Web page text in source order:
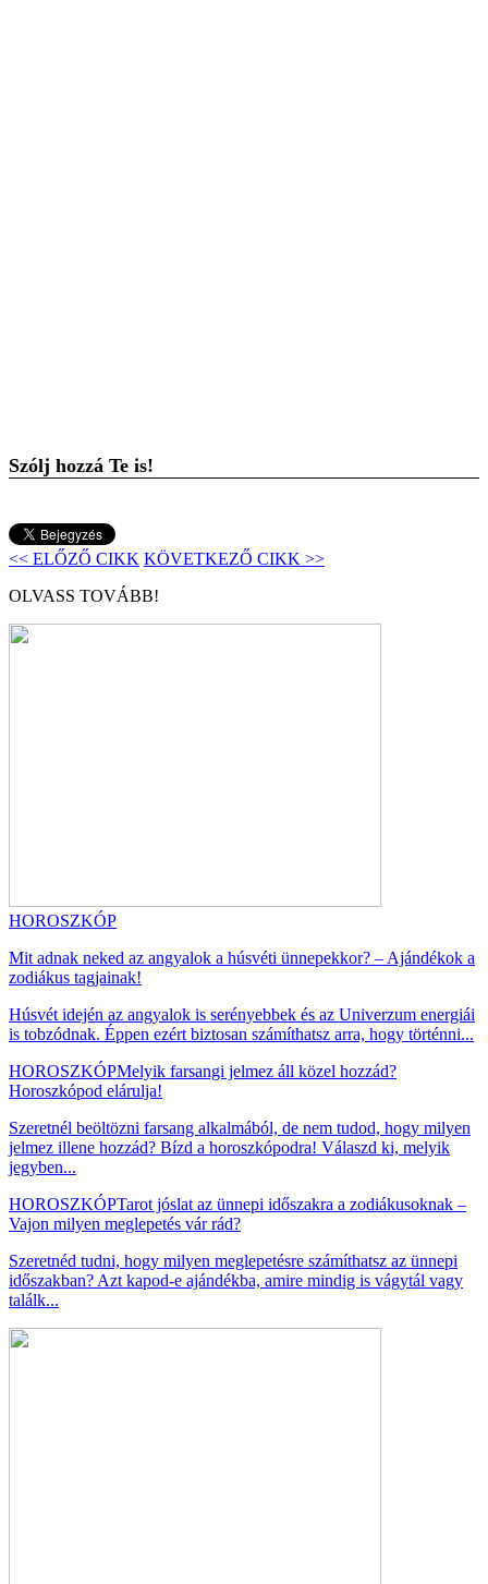
Szólj hozzá Te is!
<< ELŐZŐ CIKK KÖVETKEZŐ CIKK >>
OLVASS TOVÁBB!
HOROSZKÓP
Mit adnak neked az angyalok a húsvéti ünnepekkor? – Ajándékok a
zodiákus tagjainak!
Húsvét idején az angyalok is serényebbek és az Univerzum energiái
is tobzódnak. Éppen ezért biztosan számíthatsz arra, hogy történni...
HOROSZKÓPMelyik farsangi jelmez áll közel hozzád?
Horoszkópod elárulja!
Szeretnél beöltözni farsang alkalmából, de nem tudod, hogy milyen
jelmez illene hozzád? Bízd a horoszkópodra! Válaszd ki, melyik
jegyben...
HOROSZKÓPTarot jóslat az ünnepi időszakra a zodiákusoknak –
Vajon milyen meglepetés vár rád?
Szeretnéd tudni, hogy milyen meglepetésre számíthatsz az ünnepi
időszakban? Azt kapod-e ajándékba, amire mindig is vágytál vagy
találk...